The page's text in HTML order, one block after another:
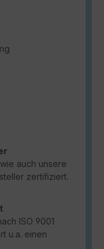
auch unsere
zertifiziert.
ISO 9001
u.a. einen